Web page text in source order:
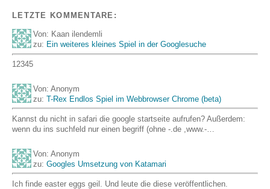
LETZTE KOMMENTARE:
Von: Kaan ilendemli
zu: Ein weiteres kleines Spiel in der Googlesuche
12345
Von: Anonym
zu: T-Rex Endlos Spiel im Webbrowser Chrome (beta)
Kannst du nicht in safari die google startseite aufrufen? Außerdem:
wenn du ins suchfeld nur einen begriff (ohne -.de ,www.-…
Von: Anonym
zu: Googles Umsetzung von Katamari
Ich finde easter eggs geil. Und leute die diese veröffentlichen.